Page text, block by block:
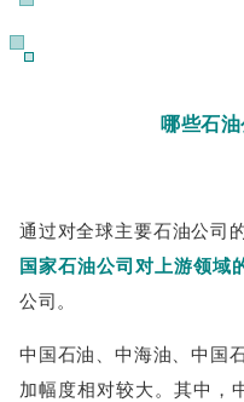
哪些石
通过对全球主要石油公司
国家石油公司对上游领域
公司。
中国石油、中海油、中国
加幅度相对较大。其中，